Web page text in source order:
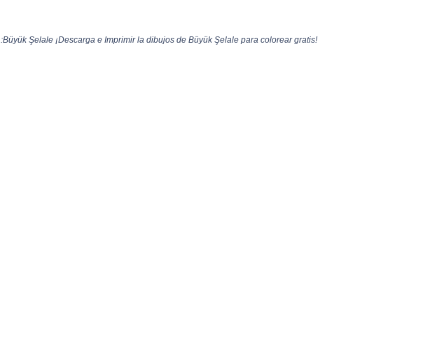
:Büyük Şelale ¡Descarga e Imprimir la dibujos de Büyük Şelale para colorear gratis!